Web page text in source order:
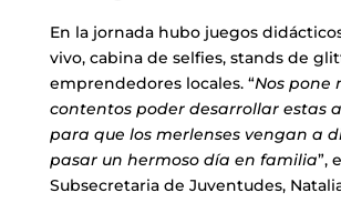
En la jornada hubo juegos
vivo, cabina de selfies, stands de
emprendedores locales. “Nos pone
contentos poder desarrollar estas
para que los merlenses vengan a
pasar un hermoso día en familia”,
Subsecretaria de Juventudes,